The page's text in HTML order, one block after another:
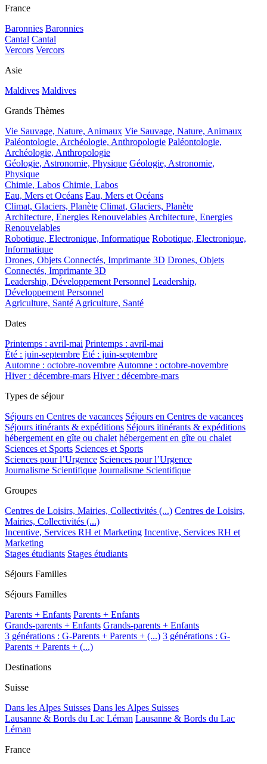
France
Baronnies Baronnies
Cantal Cantal
Vercors Vercors
Asie
Maldives Maldives
Grands Thèmes
Vie Sauvage, Nature, Animaux Vie Sauvage, Nature, Animaux
Paléontologie, Archéologie, Anthropologie Paléontologie,
Archéologie, Anthropologie
Géologie, Astronomie, Physique Géologie, Astronomie,
Physique
Chimie, Labos Chimie, Labos
Eau, Mers et Océans Eau, Mers et Océans
Climat, Glaciers, Planète Climat, Glaciers, Planète
Architecture, Energies RenouvelablesArchitecture, Energies
Renouvelables
Robotique, Electronique, Informatique Robotique, Electronique,
Informatique
Drones, Objets Connectés, Imprimante 3D Drones, Objets
Connectés, Imprimante 3D
Leadership, Développement Personnel Leadership,
Développement Personnel
Agriculture, SantéAgriculture, Santé
Dates
Printemps : avril-mai Printemps : avril-mai
Été : juin-septembre Été : juin-septembre
Automne : octobre-novembreAutomne : octobre-novembre
Hiver : décembre-mars Hiver : décembre-mars
Types de séjour
Séjours en Centres de vacances Séjours en Centres de vacances
Séjours itinérants & expéditions Séjours itinérants & expéditions
hébergement en gîte ou chalet hébergement en gîte ou chalet
Sciences et Sports Sciences et Sports
Sciences pour l’Urgence Sciences pour l’Urgence
Journalisme Scientifique Journalisme Scientifique
Groupes
Centres de Loisirs, Mairies, Collectivités (...) Centres de Loisirs,
Mairies, Collectivités (...)
Incentive, Services RH et Marketing Incentive, Services RH et
Marketing
Stages étudiants Stages étudiants
Séjours Familles
Séjours Familles
Parents + Enfants Parents + Enfants
Grands-parents + Enfants Grands-parents + Enfants
3 générations : G-Parents + Parents + (...) 3 générations : G-
Parents + Parents + (...)
Destinations
Suisse
Dans les Alpes Suisses Dans les Alpes Suisses
Lausanne & Bords du Lac Léman Lausanne & Bords du Lac
Léman
France